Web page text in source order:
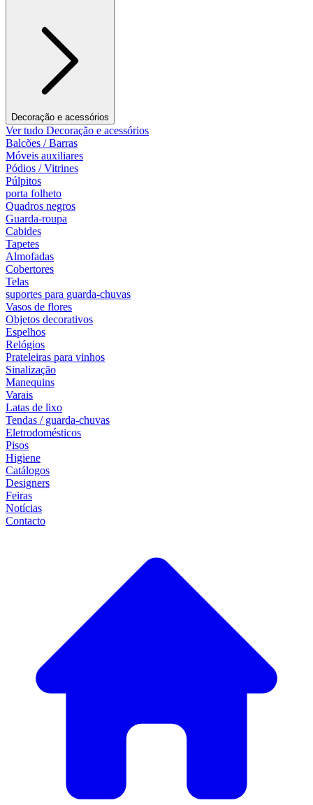
Decoração e acessórios
Ver tudo Decoração e acessórios
Balcões / Barras
Móveis auxiliares
Pódios / Vitrines
Púlpitos
porta folheto
Quadros negros
Guarda-roupa
Cabides
Tapetes
Almofadas
Cobertores
Telas
suportes para guarda-chuvas
Vasos de flores
Objetos decorativos
Espelhos
Relógios
Prateleiras para vinhos
Sinalização
Manequins
Varais
Latas de lixo
Tendas / guarda-chuvas
Eletrodomésticos
Pisos
Higiene
Catálogos
Designers
Feiras
Notícias
Contacto